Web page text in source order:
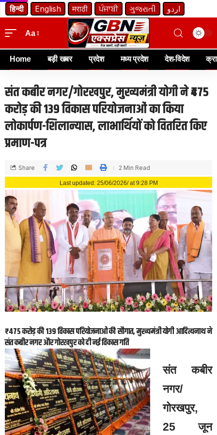
हिन्दी English मराठी ਪੰਜਾਬੀ ગુજરાતી اردو
Aa
Home बड़ी खबर प्रदेश मध्य प्रदेश देश-विदेश
संत कबीर नगर/गोरखपुर, मुख्यमंत्री योगी ने ₹475
करोड़ की 139 विकास परियोजनाओं का किया
लोकार्पण-शिलान्यास, लाभार्थियों को वितरित किए
प्रमाण-पत्र
Last updated: 25/06/2026/ at 9:28 PM
Share 2 Min Read
₹475 करोड़ की 139 विकास परियोजनाओं की सौगात, मुख्यमंत्री योगी आदित्यनाथ ने
संत कबीर नगर और गोरखपुर को दी नई विकास गति
संत कबीर
नगर/
गोरखपुर,
25 जून